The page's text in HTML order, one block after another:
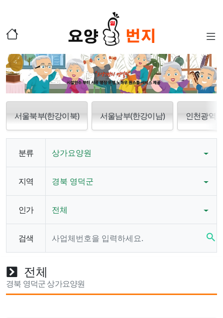
서울북부(한강이북) 서울남부(한강이남) 인천광역시
분류 상가요양원
지역 경북 영덕군
인가 전체
검색 search
전체
경북 영덕군 상가요양원